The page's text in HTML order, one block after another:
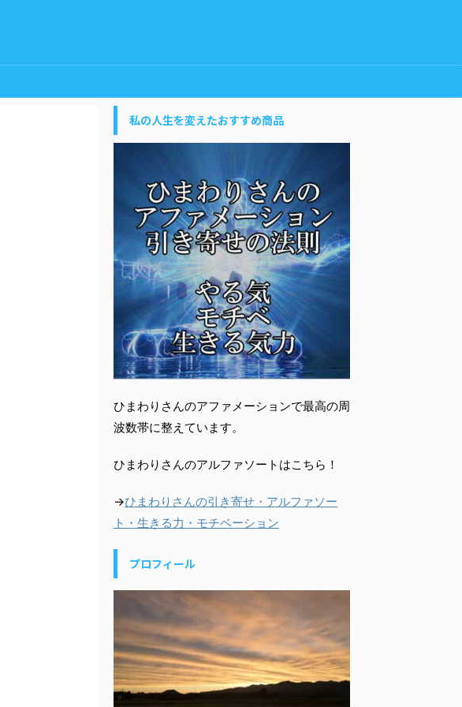
私の人生を変えたおすすめ商品
ひまわりさんのアファメーションで最高の周
波数帯に整えています。
ひまわりさんのアルファソートはこちら！
→ひまわりさんの引き寄せ・アルファソー
ト・生きる力・モチベーション
プロフィール